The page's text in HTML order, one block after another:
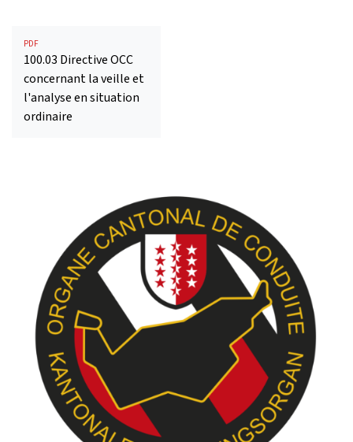
PDF
100.03 Directive OCC
concernant la veille et
l'analyse en situation
ordinaire